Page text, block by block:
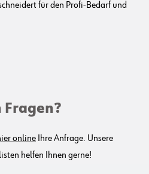
für den Profi-Bedarf und
Fragen?
online Ihre Anfrage. Unsere
helfen Ihnen gerne!